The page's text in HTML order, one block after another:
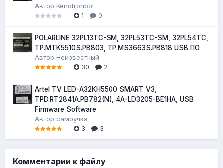
Автор Kenotronbot
1
0
POLARLINE 32PL13TC-SM, 32PL53TC-SM, 32PL54TC,
TP.MTK5510S.PB803, TP.MS3663S.PB818 USB ПО
Автор Неизвестный
30
2
Artel TV LED-A32KH5500 SMART V3,
TPD.RT2841A.PB782(N), 4A-LD3205-BE1HA, USB
Firmware Software
Автор самоучка
3
3
Комментарии к файлу